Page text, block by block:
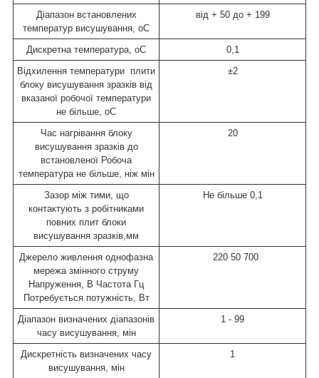
Діапазон встановлених
температур висушування, oC
від + 50 до + 199
Дискретна температура, oC
0,1
Відхилення температури плити
блоку висушування зразків від
вказаної робочої температури
не більше, oC
±2
Час нагрівання блоку
висушування зразків до
встановленої Робоча
температура не більше, ніж мін
20
Зазор між тими, що
контактують з робітниками
повних плит блоки
висушування зразків,мм
Не більше 0,1
Джерело живлення однофазна
мережа змінного струму
Напруження, В Частота Гц
Потребується потужність, Вт
220 50 700
Діапазон визначених діапазонів
часу висушування, мін
1 - 99
Дискретність визначених часу
висушування, мін
1